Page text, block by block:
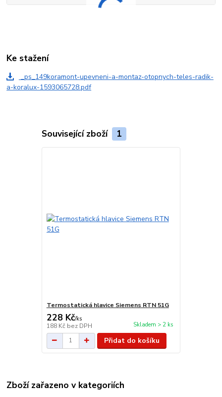
Ke stažení
_ps_149koramont-upevneni-a-montaz-otopnych-teles-radik-
a-koralux-1593065728.pdf
Související zboží 1
Termostatická hlavice Siemens RTN 51G
228 Kč/ks
188 Kč bez DPH Skladem > 2 ks
Přidat do košíku
Zboží zařazeno v kategoriích